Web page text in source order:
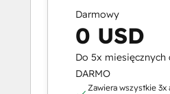
Darmowy
0 USD
Do 5x miesięcznych
DARMO
Zawiera wszystkie 3x